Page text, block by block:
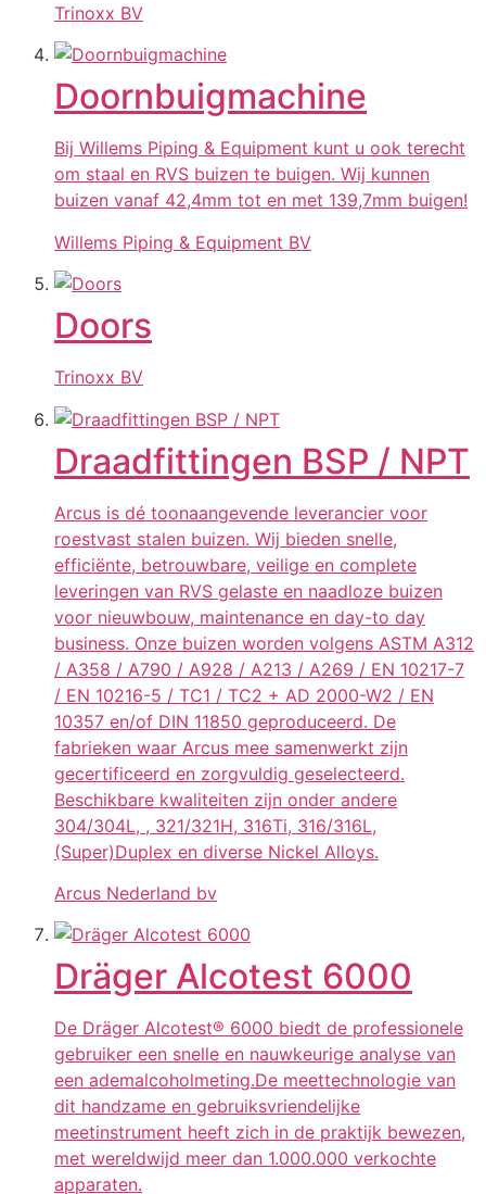
Trinoxx BV
Doornbuigmachine
Bij Willems Piping & Equipment kunt u ook terecht
om staal en RVS buizen te buigen. Wij kunnen
buizen vanaf 42,4mm tot en met 139,7mm buigen!
Willems Piping & Equipment BV
Doors
Trinoxx BV
Draadfittingen BSP / NPT
Arcus is dé toonaangevende leverancier voor
roestvast stalen buizen. Wij bieden snelle,
efficiënte, betrouwbare, veilige en complete
leveringen van RVS gelaste en naadloze buizen
voor nieuwbouw, maintenance en day-to day
business. Onze buizen worden volgens ASTM A312
/ A358 / A790 / A928 / A213 / A269 / EN 10217-7
/ EN 10216-5 / TC1 / TC2 + AD 2000-W2 / EN
10357 en/of DIN 11850 geproduceerd. De
fabrieken waar Arcus mee samenwerkt zijn
gecertificeerd en zorgvuldig geselecteerd.
Beschikbare kwaliteiten zijn onder andere
304/304L, , 321/321H, 316Ti, 316/316L,
(Super)Duplex en diverse Nickel Alloys.
Arcus Nederland bv
Dräger Alcotest 6000
De Dräger Alcotest® 6000 biedt de professionele
gebruiker een snelle en nauwkeurige analyse van
een ademalcoholmeting.De meettechnologie van
dit handzame en gebruiksvriendelijke
meetinstrument heeft zich in de praktijk bewezen,
met wereldwijd meer dan 1.000.000 verkochte
apparaten.